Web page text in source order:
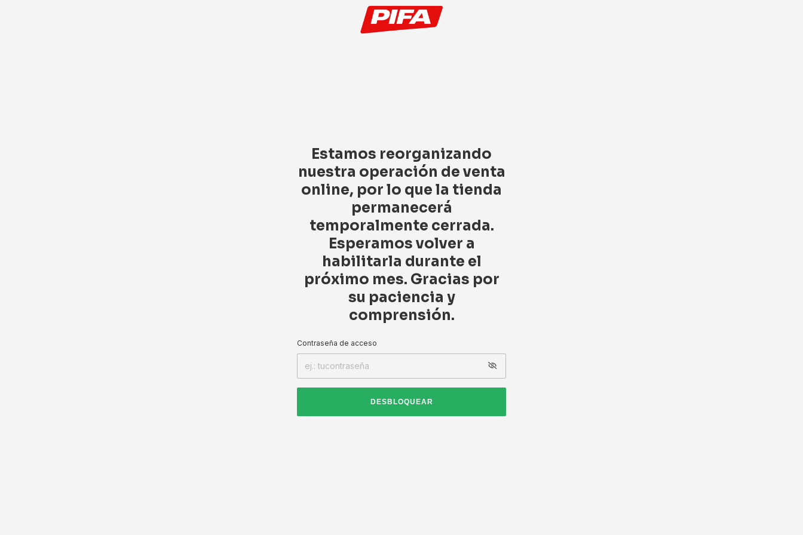
Estamos reorganizando
nuestra operación de venta
online, por lo que la tienda
permanecerá
temporalmente cerrada.
Esperamos volver a
habilitarla durante el
próximo mes. Gracias por
su paciencia y
comprensión.
Contraseña de acceso
DESBLOQUEAR